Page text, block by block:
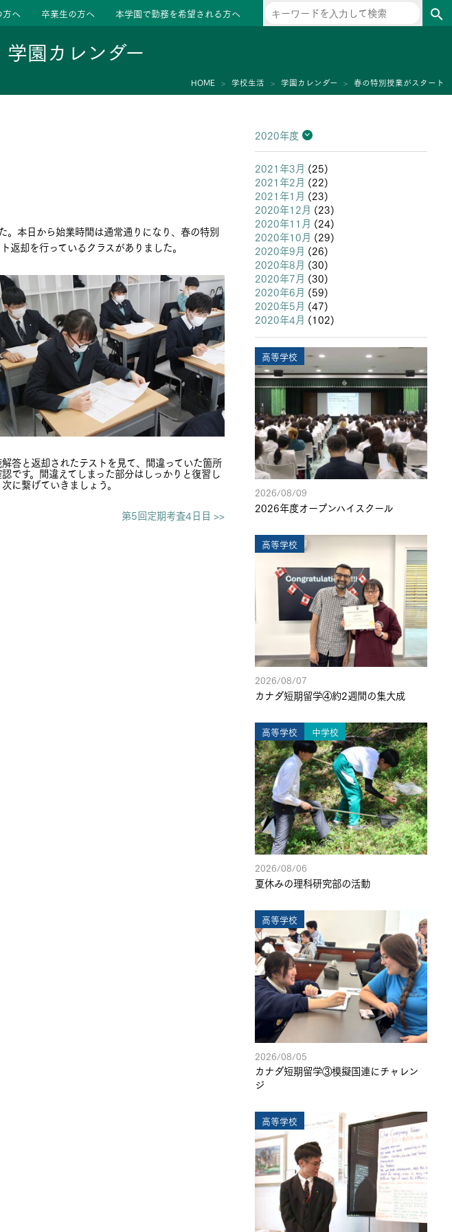
方へ 卒業生の方へ 本学園で勤務を希望される方へ search
学園カレンダー
HOME 学校生活 学園カレンダー 春の特別授業がスタート
本日から始業時間は通常通りになり、春の特別
返却を行っているクラスがありました。
答と返却されたテストを見て、間違っていた箇所
です。間違えてしまった部分はしっかりと復習し
に繋げていきましょう。
第5回定期考査4日目 >>
2020年度
2026年度
2025年度
2024年度
2023年度
2022年度
2021年度
2020年度
2019年度
2018年度
2017年度
2016年度
2015年度
2014年度
2013年度
2021年3月 (25)
2021年2月 (22)
2021年1月 (23)
2020年12月 (23)
2020年11月 (24)
2020年10月 (29)
2020年9月 (26)
2020年8月 (30)
2020年7月 (30)
2020年6月 (59)
2020年5月 (47)
2020年4月 (102)
高等学校
2026/08/09
2026年度オープンハイスクール
高等学校
2026/08/07
カナダ短期留学④約2週間の集大成
高等学校 中学校
2026/08/06
夏休みの理科研究部の活動
高等学校
2026/08/05
カナダ短期留学③模擬国連にチャレン
ジ
高等学校